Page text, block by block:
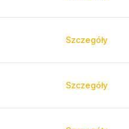
Szczegóły
Szczegóły